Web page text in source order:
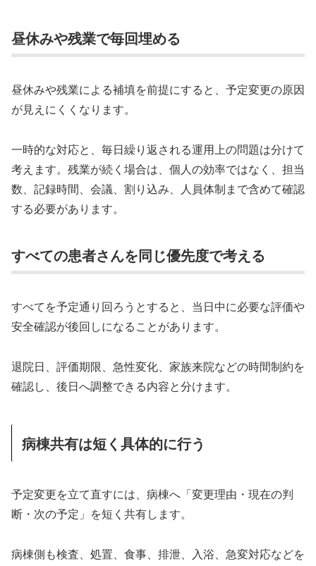
昼休みや残業で毎回埋める
昼休みや残業による補填を前提にすると、予定変更の原因
が見えにくくなります。
一時的な対応と、毎日繰り返される運用上の問題は分けて
考えます。残業が続く場合は、個人の効率ではなく、担当
数、記録時間、会議、割り込み、人員体制まで含めて確認
する必要があります。
すべての患者さんを同じ優先度で考える
すべてを予定通り回ろうとすると、当日中に必要な評価や
安全確認が後回しになることがあります。
退院日、評価期限、急性変化、家族来院などの時間制約を
確認し、後日へ調整できる内容と分けます。
病棟共有は短く具体的に行う
予定変更を立て直すには、病棟へ「変更理由・現在の判
断・次の予定」を短く共有します。
病棟側も検査、処置、食事、排泄、入浴、急変対応などを